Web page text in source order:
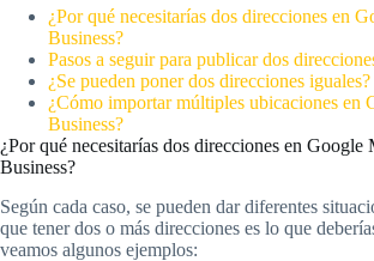
¿Por qué necesitarías dos direcciones en
Business?
Pasos a seguir para publicar dos
¿Se pueden poner dos direcciones iguales?
¿Cómo importar múltiples ubicaciones en
Business?
¿Por qué necesitarías dos direcciones en Google
Business?
Según cada caso, se pueden dar diferentes
que tener dos o más direcciones es lo que
veamos algunos ejemplos: